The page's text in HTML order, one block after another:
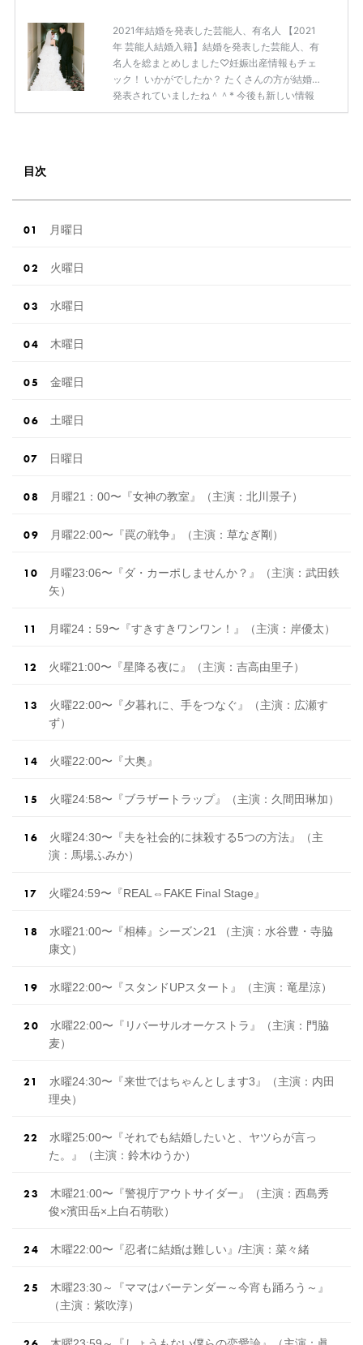
2021年結婚を発表した芸能人、有名人 【2021
年 芸能人結婚入籍】結婚を発表した芸能人、有
名人を総まとめしました♡妊娠出産情報もチェ
ック！ いかがでしたか？ たくさんの方が結婚を
発表されていましたね＾＾* 今後も新しい情報
が入ったら更新いたしますね♡゛続きを読む
目次
月曜日
火曜日
水曜日
木曜日
金曜日
土曜日
日曜日
月曜21：00〜『女神の教室』（主演：北川景子）
月曜22:00〜『罠の戦争』（主演：草なぎ剛）
月曜23:06〜『ダ・カーポしませんか？』（主演：武田鉄
矢）
月曜24：59〜『すきすきワンワン！』（主演：岸優太）
火曜21:00〜『星降る夜に』（主演：吉高由里子）
火曜22:00〜『夕暮れに、手をつなぐ』（主演：広瀬す
ず）
火曜22:00〜『大奥』
火曜24:58〜『ブラザートラップ』（主演：久間田琳加）
火曜24:30〜『夫を社会的に抹殺する5つの方法』（主
演：馬場ふみか）
火曜24:59〜『REAL⇔FAKE Final Stage』
水曜21:00〜『相棒』シーズン21 （主演：水谷豊・寺脇
康文）
水曜22:00〜『スタンドUPスタート』（主演：竜星涼）
水曜22:00〜『リバーサルオーケストラ』（主演：門脇
麦）
水曜24:30〜『来世ではちゃんとします3』（主演：内田
理央）
水曜25:00〜『それでも結婚したいと、ヤツらが言っ
た。』（主演：鈴木ゆうか）
木曜21:00〜『警視庁アウトサイダー』（主演：西島秀
俊×濱田岳×上白石萌歌）
木曜22:00〜『忍者に結婚は難しい』/主演：菜々緒
木曜23:30～『ママはバーテンダー～今宵も踊ろう～』
（主演：紫吹淳）